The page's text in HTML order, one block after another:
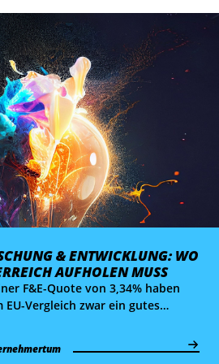
Betriebe. Wir haben
wie sich das konkret
& ENTWICKLUNG: WO
AUFHOLEN MUSS
F&E-Quote von 3,34% haben
EU-Vergleich zwar ein gutes
es 6 Maßnahmen.